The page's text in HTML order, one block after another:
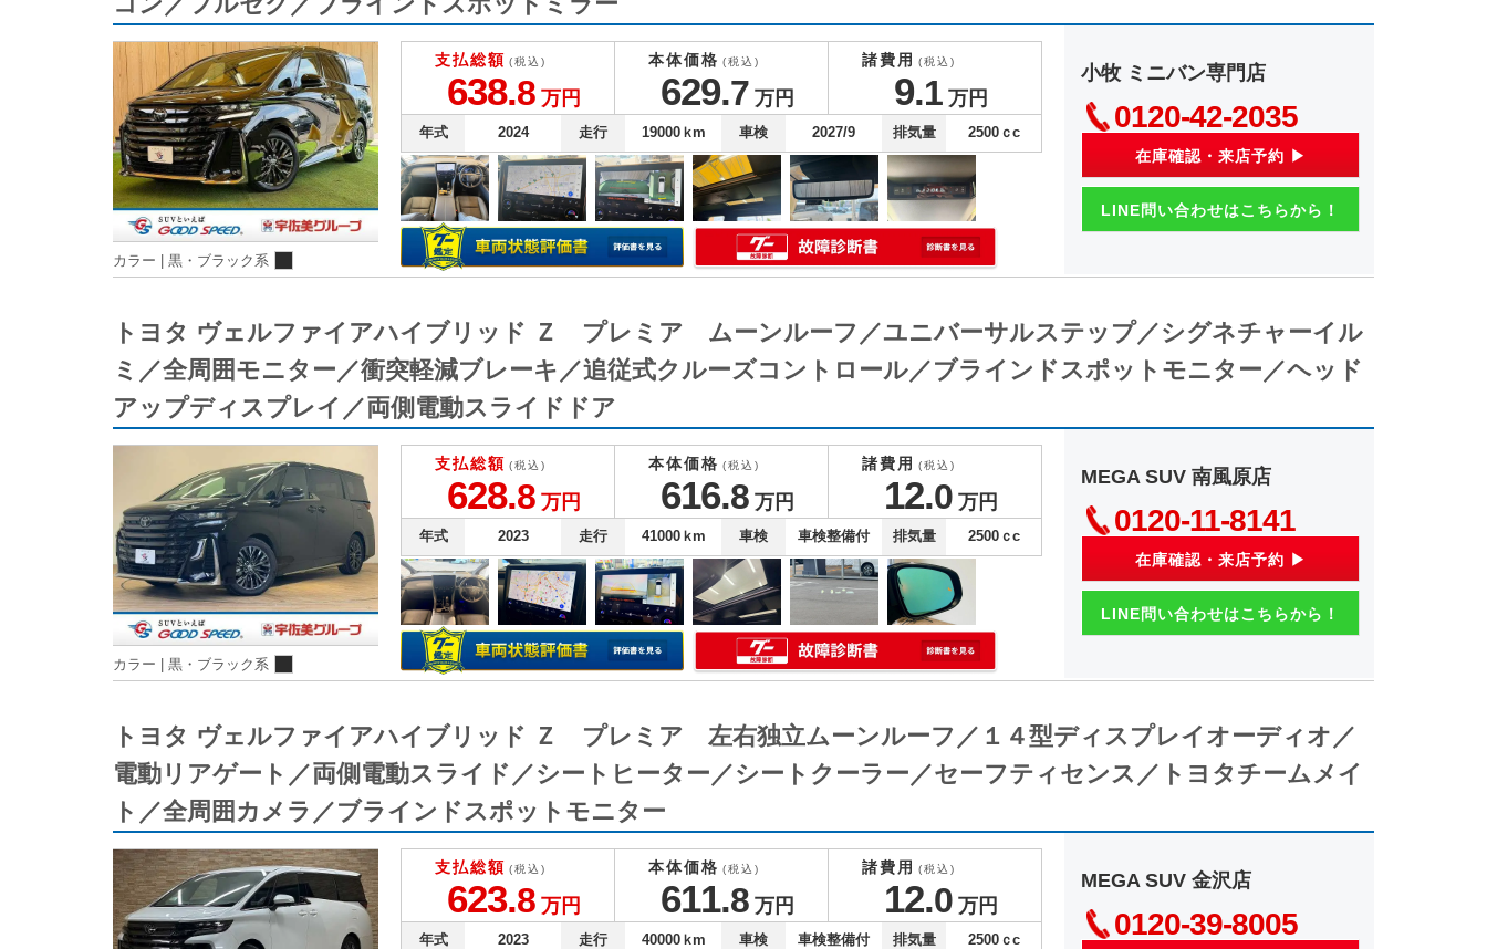
カラー | 黒・ブラック系
支払総額 (税込)
638.8 万円
本体価格 (税込)
629.7 万円
諸費用 (税込)
9.1 万円
年式 2024 走行 19000ｋm 車検 2027/9 排気量 2500 ｃc
小牧 ミニバン専門店
0120-42-2035
在庫確認・来店予約 ▶
LINE問い合わせはこちらから！
トヨタ ヴェルファイアハイブリッド Ｚ プレミア ムーンルーフ／ユニバーサルステップ／シグネチャーイル
ミ／全周囲モニター／衝突軽減ブレーキ／追従式クルーズコントロール／ブラインドスポットモニター／ヘッド
アップディスプレイ／両側電動スライドドア
カラー | 黒・ブラック系
支払総額 (税込)
628.8 万円
本体価格 (税込)
616.8 万円
諸費用 (税込)
12.0 万円
年式 2023 走行 41000ｋm 車検 車検整備付 排気量 2500 ｃc
MEGA SUV 南風原店
0120-11-8141
在庫確認・来店予約 ▶
LINE問い合わせはこちらから！
トヨタ ヴェルファイアハイブリッド Ｚ プレミア 左右独立ムーンルーフ／１４型ディスプレイオーディオ／
電動リアゲート／両側電動スライド／シートヒーター／シートクーラー／セーフティセンス／トヨタチームメイ
ト／全周囲カメラ／ブラインドスポットモニター
支払総額 (税込)
623.8 万円
本体価格 (税込)
611.8 万円
諸費用 (税込)
12.0 万円
年式 2023 走行 40000ｋm 車検 車検整備付 排気量 2500 ｃc
MEGA SUV 金沢店
0120-39-8005